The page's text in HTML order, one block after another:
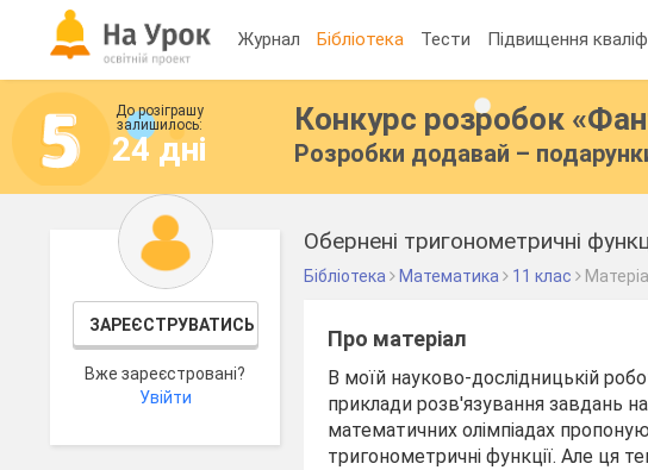
Журнал Бібліотека Тести Підвищення
До розіграшу
залишилось:
24 дні
Конкурс розробок
Розробки додавай –
ЗАРЕЄСТРУВАТИСЬ
Вже зареєстровані?
Увійти
Обернені тригонометричні
Бібліотека Математика 11 клас
Про матеріал
В моїй науково-дослідницькій
приклади розв'язування завдань
математичних олімпіадах
тригонометричні функції. Але ця